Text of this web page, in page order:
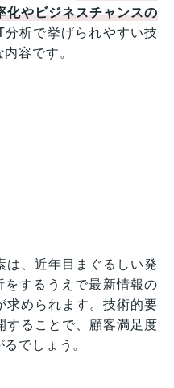
化やビジネスチャンスの
分析で挙げられやすい技
容です。
は、近年目まぐるしい発
するうえで最新情報の
求められます。技術的要
することで、顧客満足度
でしょう。